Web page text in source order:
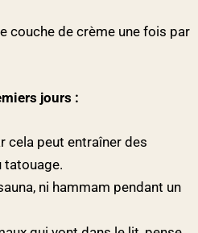
couche de crème une fois par
jours :
cela peut entraîner des
tatouage.
ni hammam pendant un